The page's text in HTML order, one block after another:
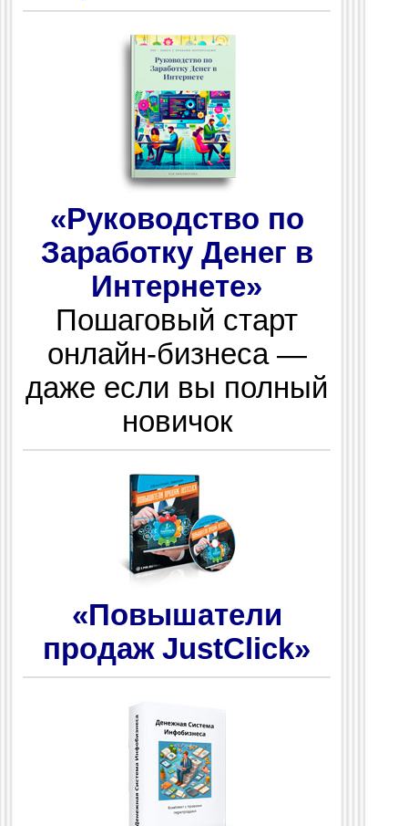
«Руководство по
Заработку Денег в
Интернете»
Пошаговый старт
онлайн-бизнеса —
даже если вы полный
новичок
«Повышатели
продаж JustClick»